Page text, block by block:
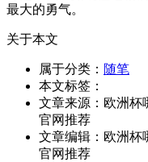
最大的勇气。
关于本文
属于分类： 随笔
本文标签：
文章来源：欧洲杯
官网推荐
文章编辑：欧洲杯
官网推荐